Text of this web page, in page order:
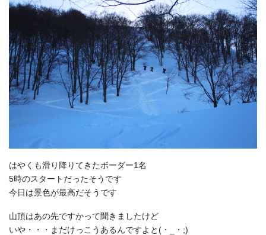
はやくも滑り降りてきたボーダー1名
5時のスタートだったそうです
今日は景色が最高だそうです
山頂はあの先ですかって聞きましたけど
いや・・・まだけっこうあるんですよと(・_・;)